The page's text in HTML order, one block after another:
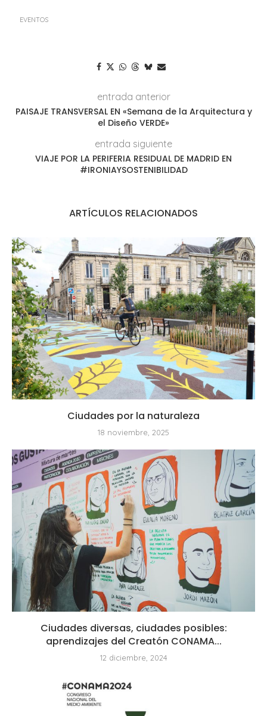
EVENTOS
entrada anterior
PAISAJE TRANSVERSAL EN «Semana de la Arquitectura y
el Diseño VERDE»
entrada siguiente
VIAJE POR LA PERIFERIA RESIDUAL DE MADRID EN
#IRONIAYSOSTENIBILIDAD
ARTÍCULOS RELACIONADOS
Ciudades por la naturaleza
18 noviembre, 2025
Ciudades diversas, ciudades posibles:
aprendizajes del Creatón CONAMA...
12 diciembre, 2024